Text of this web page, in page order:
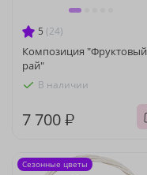
5 (24)
Композиция "Фруктовый
рай"
В наличии
7 700 ₽
Сезонные цветы